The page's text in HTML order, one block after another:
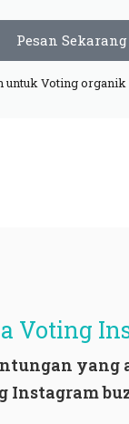
Pesan Sekarang
untuk Voting organik
Voting
yang
Instagram